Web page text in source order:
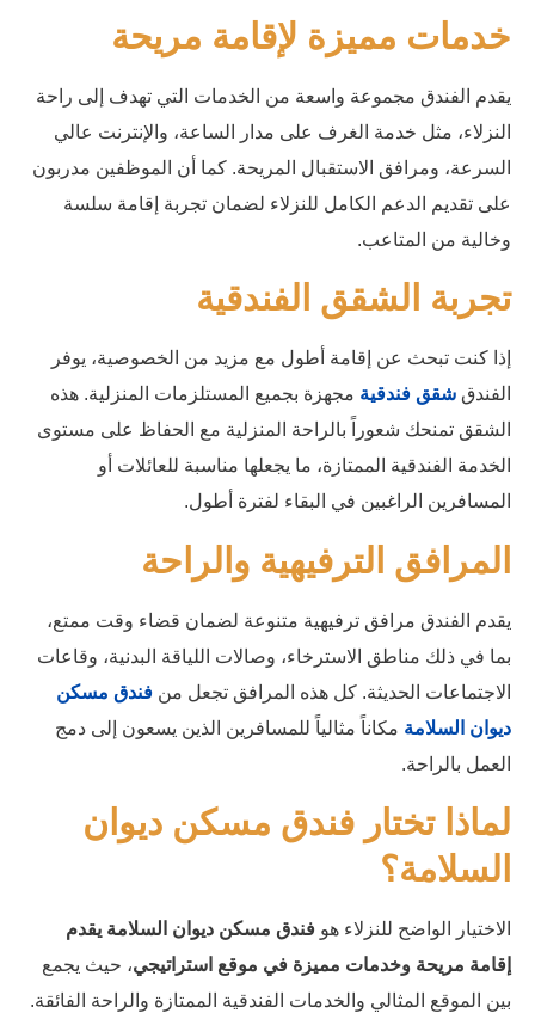
خدمات مميزة لإقامة مريحة
يقدم الفندق مجموعة واسعة من الخدمات التي تهدف إلى راحة
النزلاء، مثل خدمة الغرف على مدار الساعة، والإنترنت عالي
السرعة، ومرافق الاستقبال المريحة. كما أن الموظفين مدربون
على تقديم الدعم الكامل للنزلاء لضمان تجربة إقامة سلسة
وخالية من المتاعب.
تجربة الشقق الفندقية
إذا كنت تبحث عن إقامة أطول مع مزيد من الخصوصية، يوفر
الفندق شقق فندقية مجهزة بجميع المستلزمات المنزلية. هذه
الشقق تمنحك شعوراً بالراحة المنزلية مع الحفاظ على مستوى
الخدمة الفندقية الممتازة، ما يجعلها مناسبة للعائلات أو
المسافرين الراغبين في البقاء لفترة أطول.
المرافق الترفيهية والراحة
يقدم الفندق مرافق ترفيهية متنوعة لضمان قضاء وقت ممتع،
بما في ذلك مناطق الاسترخاء، وصالات اللياقة البدنية، وقاعات
الاجتماعات الحديثة. كل هذه المرافق تجعل من فندق مسكن
ديوان السلامة مكاناً مثالياً للمسافرين الذين يسعون إلى دمج
العمل بالراحة.
لماذا تختار فندق مسكن ديوان
السلامة؟
الاختيار الواضح للنزلاء هو فندق مسكن ديوان السلامة يقدم
إقامة مريحة وخدمات مميزة في موقع استراتيجي، حيث يجمع
بين الموقع المثالي والخدمات الفندقية الممتازة والراحة الفائقة.